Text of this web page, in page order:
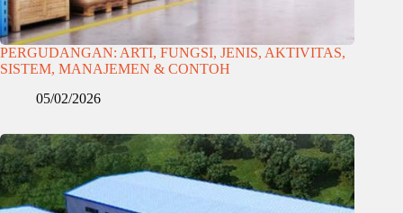
PERGUDANGAN: ARTI, FUNGSI, JENIS, AKTIVITAS,
SISTEM, MANAJEMEN & CONTOH
05/02/2026